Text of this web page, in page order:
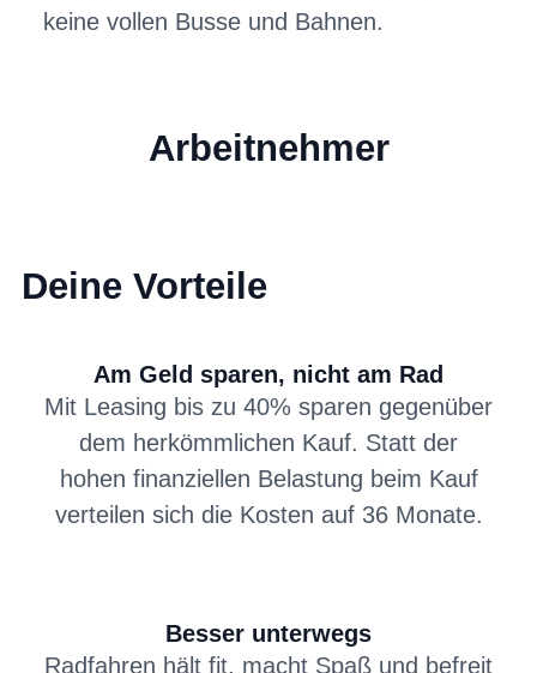
keine vollen Busse und Bahnen.
Arbeitnehmer
Deine Vorteile
Am Geld sparen, nicht am Rad
Mit Leasing bis zu 40% sparen gegenüber
dem herkömmlichen Kauf. Statt der
hohen finanziellen Belastung beim Kauf
verteilen sich die Kosten auf 36 Monate.
Besser unterwegs
Radfahren hält fit, macht Spaß und befreit